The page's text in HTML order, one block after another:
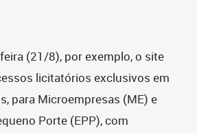
(21/8), por exemplo, o site
licitatórios exclusivos em
para Microempresas (ME) e
Porte (EPP), com